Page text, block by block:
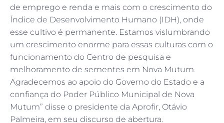
de emprego e renda e mais com o crescimento do
Índice de Desenvolvimento Humano (IDH), onde
esse cultivo é permanente. Estamos vislumbrando
um crescimento enorme para essas culturas com o
funcionamento do Centro de pesquisa e
melhoramento de sementes em Nova Mutum.
Agradecemos ao apoio do Governo do Estado e a
confiança do Poder Público Municipal de Nova
Mutum” disse o presidente da Aprofir, Otávio
Palmeira, em seu discurso de abertura.